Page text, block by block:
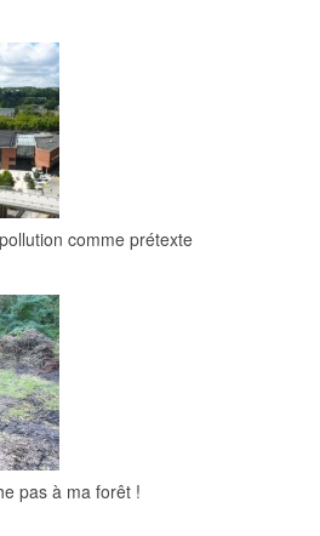
comme prétexte
pas à ma forêt !